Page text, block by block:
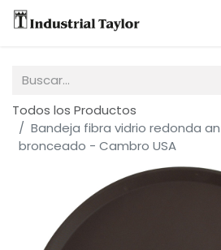
Todos los Productos
Bandeja fibra vidrio redonda
bronceado - Cambro USA